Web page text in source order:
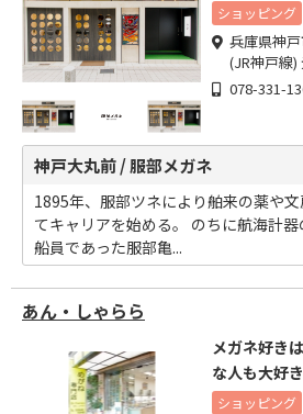
ショッピング
兵庫県神
(JR神戸線)
078-331-
神戸大丸前 / 服部メガネ
1895年、服部ツネにより舶来の薬や
てキャリアを始める。 のちに航海計
船員であった服部亀...
あん・しゃらら
メガネ好き
な人も大好
ショッピング